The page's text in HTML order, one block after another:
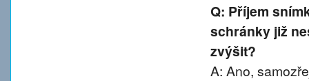
Q: Příjem
schránky již
zvýšit?
A: Ano,